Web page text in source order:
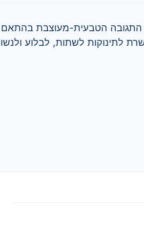
הטבעית-מעוצבת
לתינוקות לשתות, לבלוע